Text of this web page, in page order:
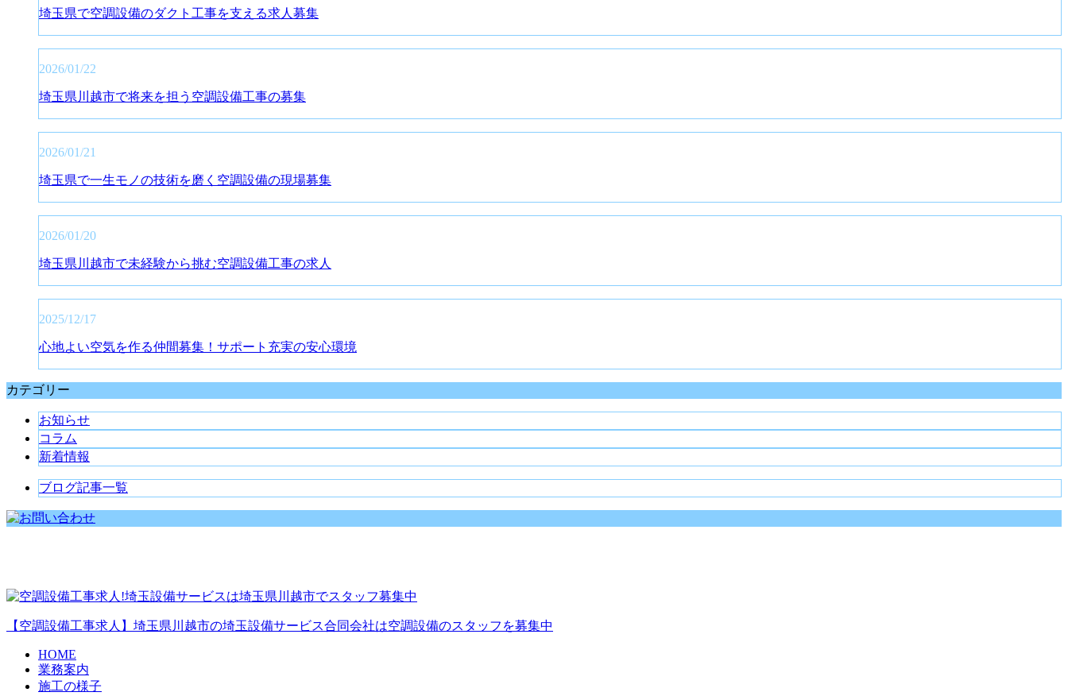
埼玉県で空調設備のダクト工事を支える求人募集
2026/01/22
埼玉県川越市で将来を担う空調設備工事の募集
2026/01/21
埼玉県で一生モノの技術を磨く空調設備の現場募集
2026/01/20
埼玉県川越市で未経験から挑む空調設備工事の求人
2025/12/17
心地よい空気を作る仲間募集！サポート充実の安心環境
カテゴリー
お知らせ
コラム
新着情報
ブログ記事一覧
【空調設備工事求人】埼玉県川越市の埼玉設備サービス合同会社は空調設備のスタッフを募集中
HOME
業務案内
施工の様子